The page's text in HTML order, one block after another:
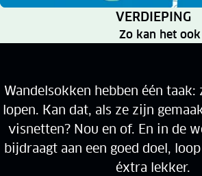
RUBRIEK:
VERDIEPING
Zo kan het ook
Wandelsokken hebben één
lopen. Kan dat, als ze zijn
visnetten? Nou en of. En in de
bijdraagt aan een goed doel,
éxtra lekker.